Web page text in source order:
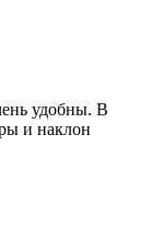
удобны. В
и наклон